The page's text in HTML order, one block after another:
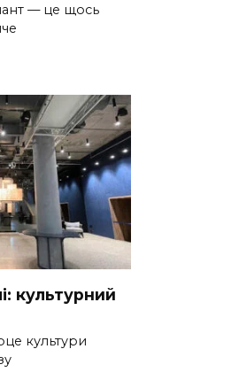
— це щось
культурний
культури